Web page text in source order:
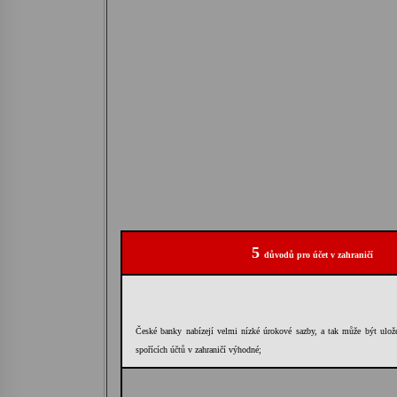
5 důvodů pro účet v zahraničí
České banky nabízejí velmi nízké úrokové sazby, a tak může být
spořících účtů v zahraničí výhodné;